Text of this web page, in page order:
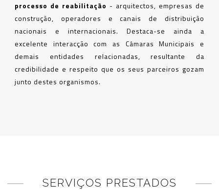
processo de reabilitação - arquitectos, empresas de
construção, operadores e canais de distribuição
nacionais e internacionais. Destaca-se ainda a
excelente interacção com as Câmaras Municipais e
demais entidades relacionadas, resultante da
credibilidade e respeito que os seus parceiros gozam
junto destes organismos.
SERVIÇOS PRESTADOS